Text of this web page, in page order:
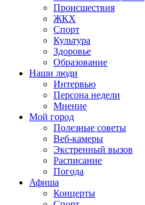
Происшествия
ЖКХ
Спорт
Культура
Здоровье
Образование
Наши люди
Интервью
Персона недели
Мнение
Мой город
Полезные советы
Веб-камеры
Экстренный вызов
Расписание
Погода
Афиша
Концерты